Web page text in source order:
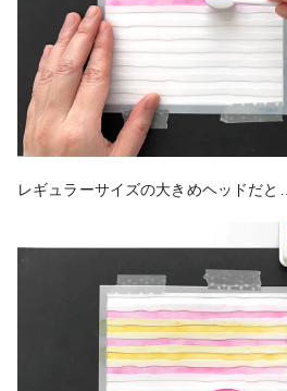
レギュラーサイズの大きめヘッドだと…